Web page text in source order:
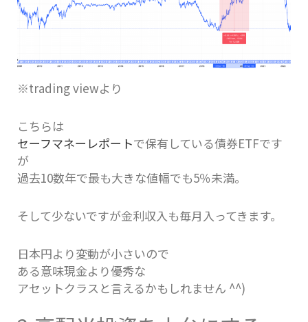
※trading viewより
こちらは
セーフマネーレポートで保有している債券ETFです
が
過去10数年で最も大きな値幅でも5％未満。
そして少ないですが金利収入も毎月入ってきます。
日本円より変動が小さいので
ある意味現金より優秀な
アセットクラスと言えるかもしれません ^^)